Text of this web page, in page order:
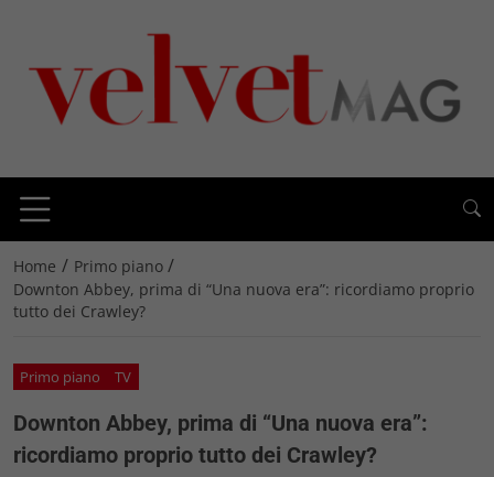
Home / Primo piano /
Downton Abbey, prima di “Una nuova era”: ricordiamo proprio
tutto dei Crawley?
Primo piano TV
Downton Abbey, prima di “Una nuova era”:
ricordiamo proprio tutto dei Crawley?